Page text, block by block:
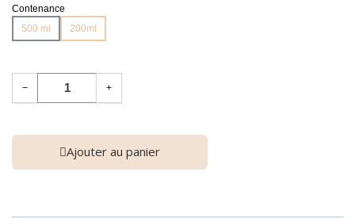
Contenance
500 ml
200ml
− +
Ajouter au panier